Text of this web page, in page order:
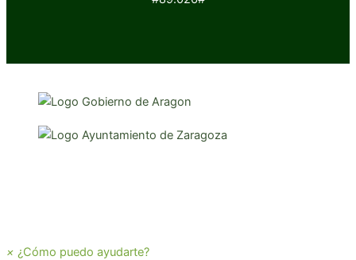
× ¿Cómo puedo ayudarte?